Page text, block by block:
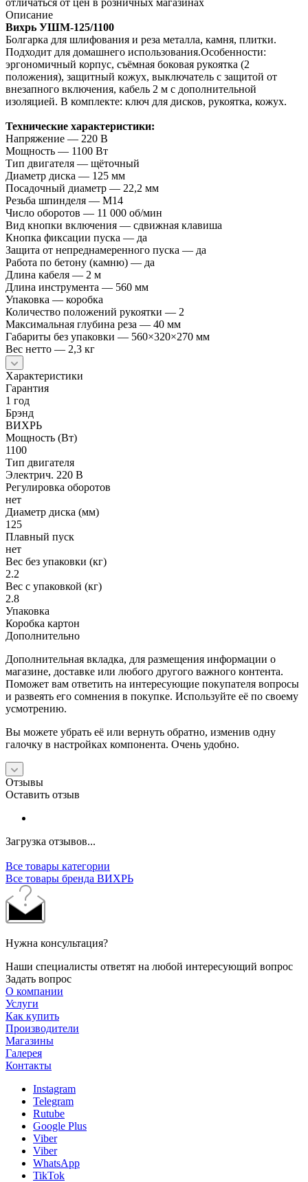
Описание
Вихрь УШМ‑125/1100
Болгарка для шлифования и реза металла, камня, плитки.
Подходит для домашнего использования.Особенности:
эргономичный корпус, съёмная боковая рукоятка (2
положения), защитный кожух, выключатель с защитой от
внезапного включения, кабель 2 м с дополнительной
изоляцией. В комплекте: ключ для дисков, рукоятка, кожух.
Технические характеристики:
Напряжение — 220 В
Мощность — 1100 Вт
Тип двигателя — щёточный
Диаметр диска — 125 мм
Посадочный диаметр — 22,2 мм
Резьба шпинделя — М14
Число оборотов — 11 000 об/мин
Вид кнопки включения — сдвижная клавиша
Кнопка фиксации пуска — да
Защита от непреднамеренного пуска — да
Работа по бетону (камню) — да
Длина кабеля — 2 м
Длина инструмента — 560 мм
Упаковка — коробка
Количество положений рукоятки — 2
Максимальная глубина реза — 40 мм
Габариты без упаковки — 560×320×270 мм
Вес нетто — 2,3 кг
Характеристики
Гарантия
1 год
Брэнд
ВИХРЬ
Мощность (Вт)
1100
Тип двигателя
Электрич. 220 В
Регулировка оборотов
нет
Диаметр диска (мм)
125
Плавный пуск
нет
Вес без упаковки (кг)
2.2
Вес с упаковкой (кг)
2.8
Упаковка
Коробка картон
Дополнительно
Дополнительная вкладка, для размещения информации о
магазине, доставке или любого другого важного контента.
Поможет вам ответить на интересующие покупателя вопросы
и развеять его сомнения в покупке. Используйте её по своему
усмотрению.
Вы можете убрать её или вернуть обратно, изменив одну
галочку в настройках компонента. Очень удобно.
Отзывы
Оставить отзыв
Загрузка отзывов...
Все товары категории
Все товары бренда ВИХРЬ
Нужна консультация?
Наши специалисты ответят на любой интересующий вопрос
Задать вопрос
О компании
Услуги
Как купить
Производители
Магазины
Галерея
Контакты
Instagram
Telegram
Rutube
Google Plus
Viber
Viber
WhatsApp
TikTok